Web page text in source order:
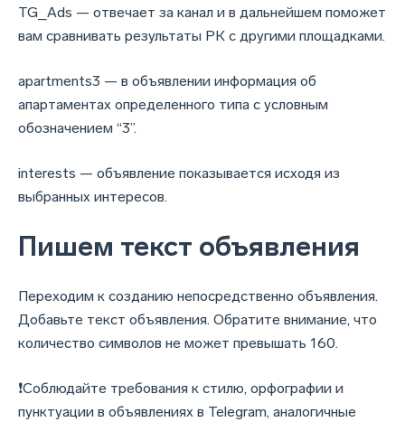
TG_Ads — отвечает за канал и в дальнейшем поможет
вам сравнивать результаты РК с другими площадками.
apartments3 — в объявлении информация об
апартаментах определенного типа с условным
обозначением “3”.
interests — объявление показывается исходя из
выбранных интересов.
Пишем текст объявления
Переходим к созданию непосредственно объявления.
Добавьте текст объявления. Обратите внимание, что
количество символов не может превышать 160.
❗Соблюдайте требования к стилю, орфографии и
пунктуации в объявлениях в Telegram, аналогичные